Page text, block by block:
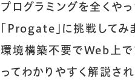
プログラミングを全くや
Progate 」に挑戦してみ
環境構築不要でWeb上で
ってわかりやすく解説さ